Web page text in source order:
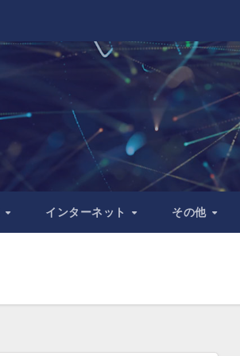
インターネット その他